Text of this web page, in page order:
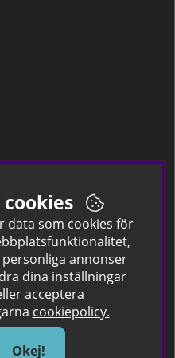
data som cookies för
annonser
dina inställningar
acceptera
cookiepolicy.
Okej!